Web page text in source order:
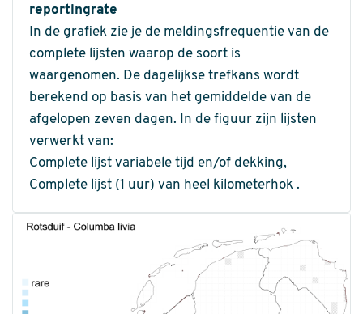
reportingrate
In de grafiek zie je de meldingsfrequentie van de
complete lijsten waarop de soort is
waargenomen. De dagelijkse trefkans wordt
berekend op basis van het gemiddelde van de
afgelopen zeven dagen. In de figuur zijn lijsten
verwerkt van:
Complete lijst variabele tijd en/of dekking,
Complete lijst (1 uur) van heel kilometerhok .